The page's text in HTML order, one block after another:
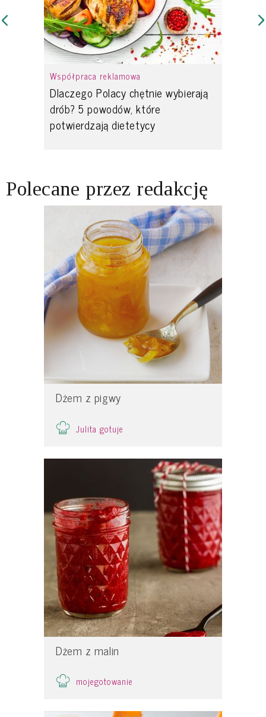
Współpraca reklamowa
Dlaczego Polacy chętnie wybierają
drób? 5 powodów, które
potwierdzają dietetycy
Polecane przez redakcję
Dżem z pigwy
Julita gotuje
Dżem z malin
mojegotowanie